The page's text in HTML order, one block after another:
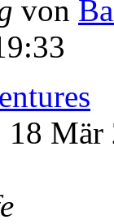
von
18 Mär